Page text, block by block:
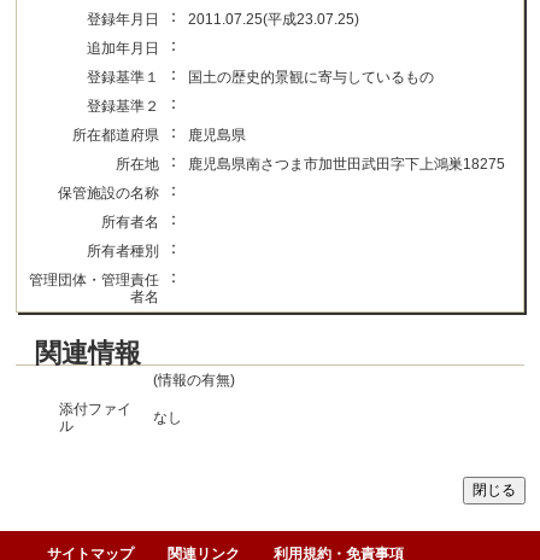
登録年月日
：
2011.07.25(平成23.07.25)
追加年月日
：
登録基準１ ：
国土の歴史的景観に寄与しているもの
登録基準２
：
所在都道府県 ：
鹿児島県
所在地
：
鹿児島県南さつま市加世田武田字下上鴻巣18275
保管施設の名称
：
所有者名 ：
所有者種別 ：
管理団体・管理責任
者名
：
関連情報
(情報の有無)
添付ファイ
ル
なし
サイトマップ 関連リンク 利用規約・免責事項